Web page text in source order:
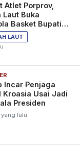
Atlet Porprov,
Laut Buka
Basket Bupati
LAUT
Incar Penjaga
Kroasia Usai Jadi
Presiden
lalu